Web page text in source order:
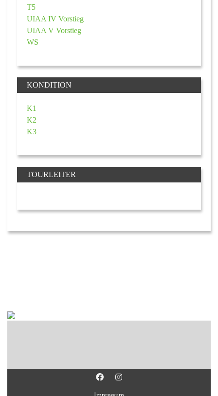
T5
UIAA IV Vorstieg
UIAA V Vorstieg
WS
KONDITION
K1
K2
K3
TOURLEITER